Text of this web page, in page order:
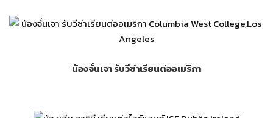
น้องจั่นเจา รับวีซ่าเรียนต่ออเมริกา